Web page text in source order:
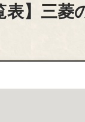
】三菱